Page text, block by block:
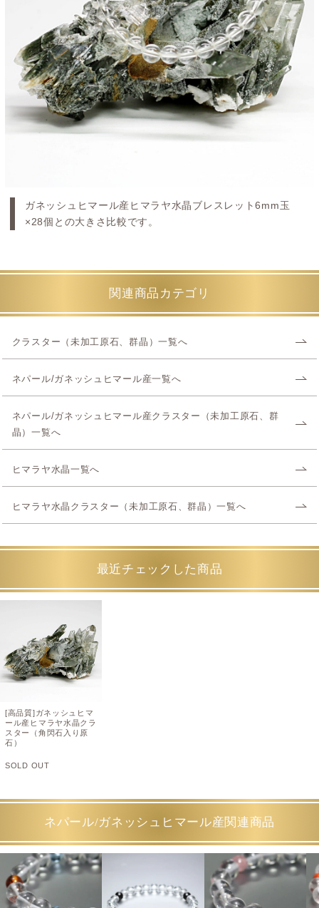
ガネッシュヒマール産ヒマラヤ水晶ブレスレット6mm玉
×28個との大きさ比較です。
関連商品カテゴリ
クラスター（未加工原石、群晶）一覧へ
ネパール/ガネッシュヒマール産一覧へ
ネパール/ガネッシュヒマール産クラスター（未加工原石、群
晶）一覧へ
ヒマラヤ水晶一覧へ
ヒマラヤ水晶クラスター（未加工原石、群晶）一覧へ
最近チェックした商品
[高品質]ガネッシュヒマ
ール産ヒマラヤ水晶クラ
スター（角閃石入り原
石）
SOLD OUT
ネパール/ガネッシュヒマール産関連商品